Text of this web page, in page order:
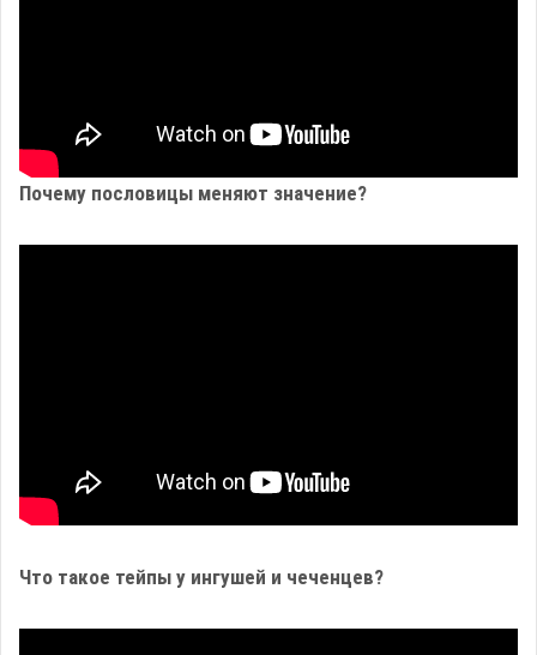
Почему пословицы меняют значение?
Что такое тейпы у ингушей и чеченцев?